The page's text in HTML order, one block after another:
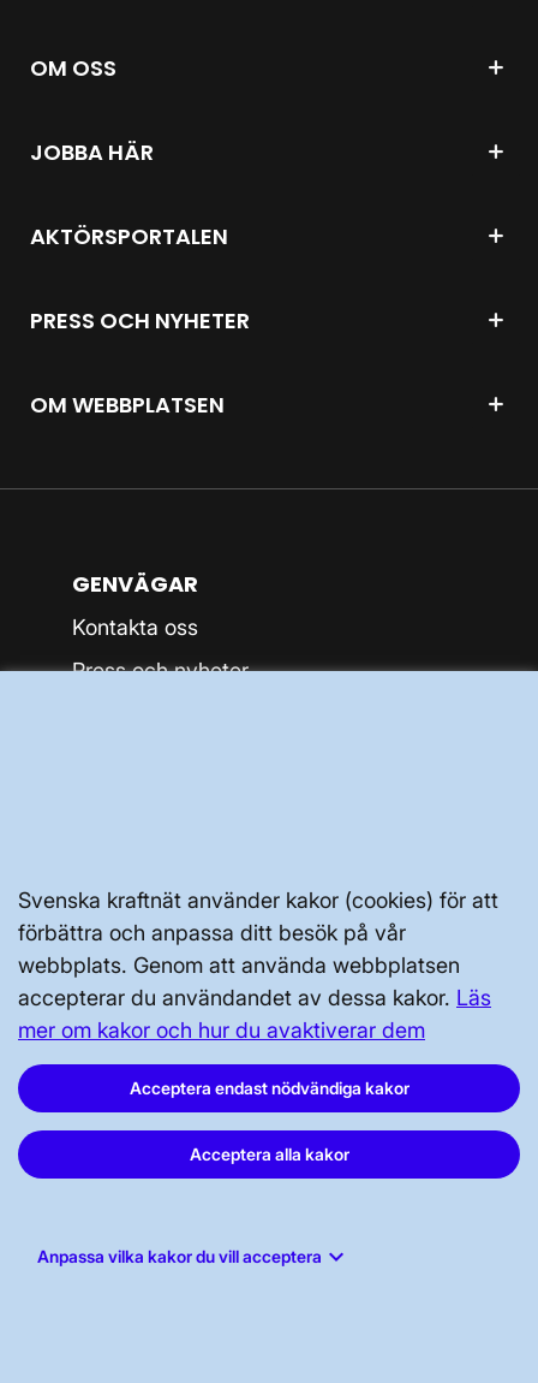
Svenska kraftnät använder kakor (cookies) för att
förbättra och anpassa ditt besök på vår
webbplats. Genom att använda webbplatsen
accepterar du användandet av dessa kakor. Läs
mer om kakor och hur du avaktiverar dem
Acceptera endast nödvändiga kakor
Acceptera alla kakor
Anpassa vilka kakor du vill acceptera keyboard_arrow_down
OM OSS
JOBBA HÄR
AKTÖRSPORTALEN
PRESS OCH NYHETER
OM WEBBPLATSEN
Svenska kraftnät, Box 1200, 172 24
Sundbyberg
Tel: 010-475 80 00
E-post:registrator@svk.se
Org.nr: 202100-4284
LinkedIn
GENVÄGAR
Kontakta oss
Press och nyheter